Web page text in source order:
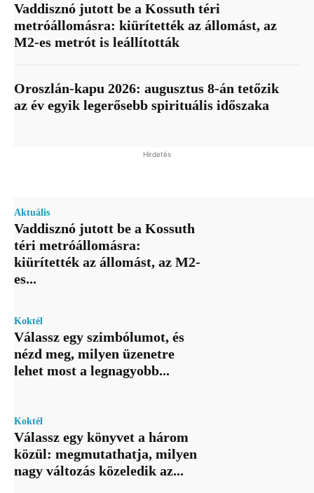
Vaddisznó jutott be a Kossuth téri
metróállomásra: kiürítették az állomást, az
M2-es metrót is leállították
Oroszlán-kapu 2026: augusztus 8-án tetőzik
az év egyik legerősebb spirituális időszaka
Hirdetés
Aktuális
Vaddisznó jutott be a Kossuth
téri metróállomásra:
kiürítették az állomást, az M2-
es...
Koktél
Válassz egy szimbólumot, és
nézd meg, milyen üzenetre
lehet most a legnagyobb...
Koktél
Válassz egy könyvet a három
közül: megmutathatja, milyen
nagy változás közeledik az...